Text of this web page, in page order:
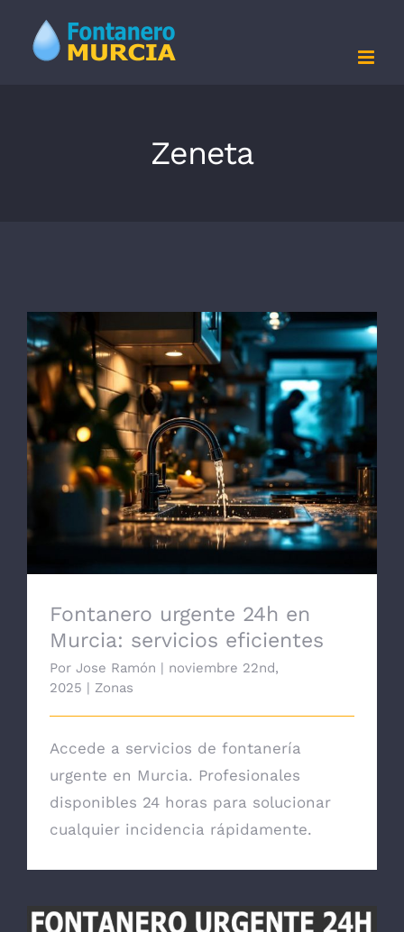
contenido
Zeneta
Fontanero urgente 24h en Murcia:
servicios eficientes
Fontanero urgente 24h en
Murcia: servicios eficientes
Por Jose Ramón | noviembre 22nd,
2025 | Zonas
Accede a servicios de fontanería
urgente en Murcia. Profesionales
disponibles 24 horas para solucionar
cualquier incidencia rápidamente.